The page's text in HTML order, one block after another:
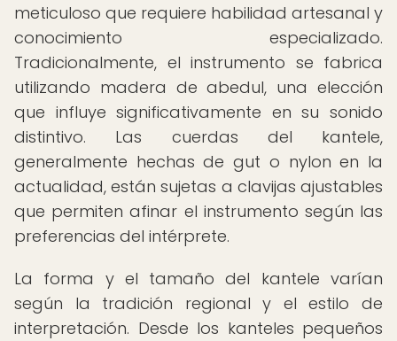
meticuloso que requiere habilidad artesanal y
conocimiento especializado.
Tradicionalmente, el instrumento se fabrica
utilizando madera de abedul, una elección
que influye significativamente en su sonido
distintivo. Las cuerdas del kantele,
generalmente hechas de gut o nylon en la
actualidad, están sujetas a clavijas ajustables
que permiten afinar el instrumento según las
preferencias del intérprete.
La forma y el tamaño del kantele varían
según la tradición regional y el estilo de
interpretación. Desde los kanteles pequeños